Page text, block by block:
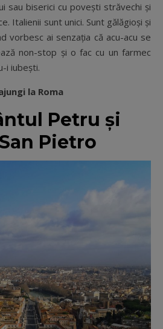
sau biserici cu povești străvechi și
Italienii sunt unici. Sunt gălăgioși și
vorbesc ai senzația că acu-acu se
non-stop și o fac cu un farmec
i iubești.
la Roma
Petru și
Pietro